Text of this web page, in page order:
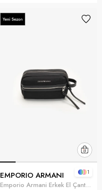
EMPORIO ARMANI
Emporio Armani Erkek El Çantası Siyah
1